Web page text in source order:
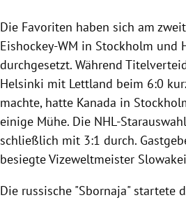
Untermenü
Untermenü
Untermenü
Die Favoriten haben sich am
Eishockey-WM in Stockholm und
durchgesetzt. Während
Helsinki mit Lettland beim 6:0
machte, hatte Kanada in
einige Mühe. Die NHL-
schließlich mit 3:1 durch.
besiegte Vizeweltmeister Slowakei
Die russische "Sbornaja" startete